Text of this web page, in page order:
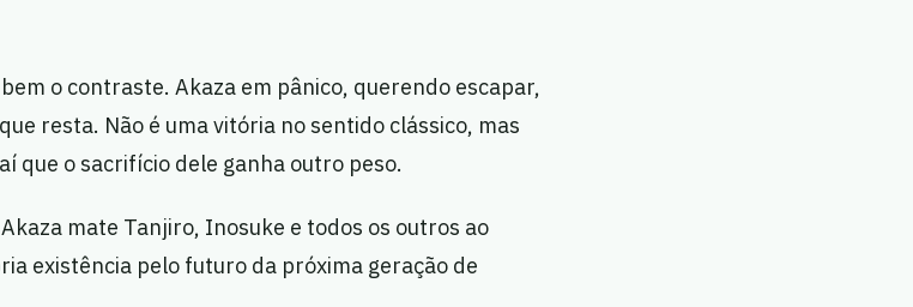
o contraste. Akaza em pânico, querendo escapar,
resta. Não é uma vitória no sentido clássico, mas
que o sacrifício dele ganha outro peso.
mate Tanjiro, Inosuke e todos os outros ao
existência pelo futuro da próxima geração de